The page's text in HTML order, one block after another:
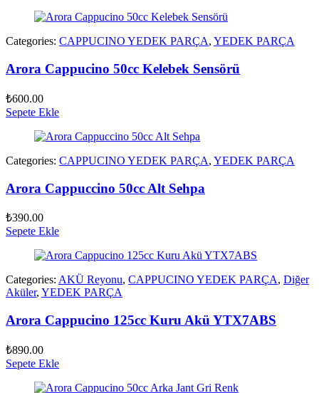
Categories: CAPPUCINO YEDEK PARÇA, YEDEK PARÇA
Arora Cappucino 50cc Kelebek Sensörü
₺600.00
Sepete Ekle
Categories: CAPPUCINO YEDEK PARÇA, YEDEK PARÇA
Arora Cappuccino 50cc Alt Sehpa
₺390.00
Sepete Ekle
Categories: AKÜ Reyonu, CAPPUCINO YEDEK PARÇA, Diğer
Aküler, YEDEK PARÇA
Arora Cappucino 125cc Kuru Akü YTX7ABS
₺890.00
Sepete Ekle